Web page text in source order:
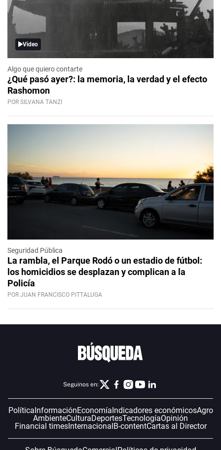
Video
Algo que quiero contarte
¿Qué pasó ayer?: la memoria, la verdad y el efecto
Rashomon
POR SILVANA TANZI
Seguridad Pública
La rambla, el Parque Rodó o un estadio de fútbol:
los homicidios se desplazan y complican a la
Policía
POR JUAN FRANCISCO PITTALUGA
Seguinos en:
Política InformaciónEconomía Indicadores económicosAgro
AmbienteCulturaDeportesTecnologíaOpinión
Financial timesInternacional B-contentCartas al Director